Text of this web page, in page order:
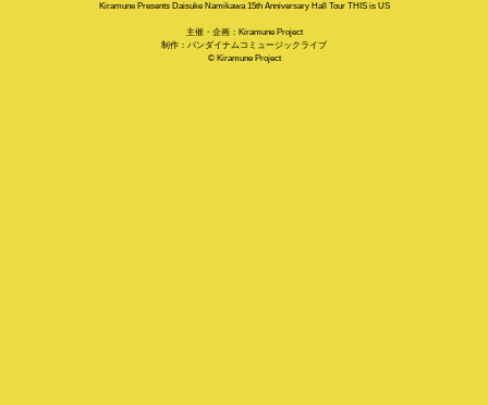
Kiramune Presents Daisuke Namikawa 15th Anniversary Hall Tour THIS is US
主催・企画：Kiramune Project
制作：バンダイナムコミュージックライブ
© Kiramune Project